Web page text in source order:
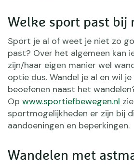
Welke sport past bij
Sport je al of weet je niet zo
past? Over het algemeen kan
zijn/haar eigen manier wel
optie dus. Wandel je al en wil
beoefenen naast het
Op www.sportiefbewegen.nl
sportmogelijkheden er zijn bij
aandoeningen en beperkingen.
Wandelen met